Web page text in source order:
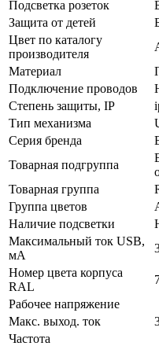
Подсветка розеток
Зaщита от детей
Цвeт по каталогу
производителя
Мaтериал
Подключение проводов
Стeпень зaщиты, IP
Тип механизма
Серия бренда
Товарная подгруппа
Товарная группа
Группа цветов
Наличие подсветки
Максимальный ток USB,
мА
Номер цвета корпуса
RAL
Рабочее напряжение
Макс. выход. ток
Частота